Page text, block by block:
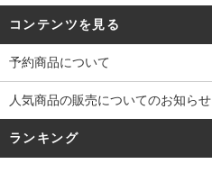
コンテンツを見る
予約商品について
人気商品の販売についてのお知らせ
ランキング